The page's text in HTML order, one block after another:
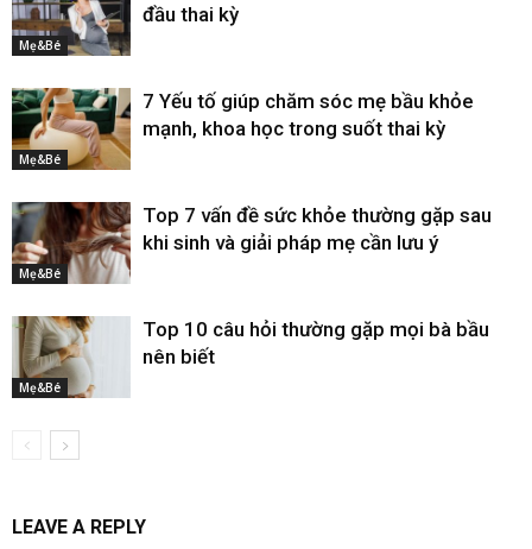
Mẹ&Bé
đầu thai kỳ
Mẹ&Bé
7 Yếu tố giúp chăm sóc mẹ bầu khỏe
mạnh, khoa học trong suốt thai kỳ
Mẹ&Bé
Top 7 vấn đề sức khỏe thường gặp sau
khi sinh và giải pháp mẹ cần lưu ý
Mẹ&Bé
Top 10 câu hỏi thường gặp mọi bà bầu
nên biết
LEAVE A REPLY